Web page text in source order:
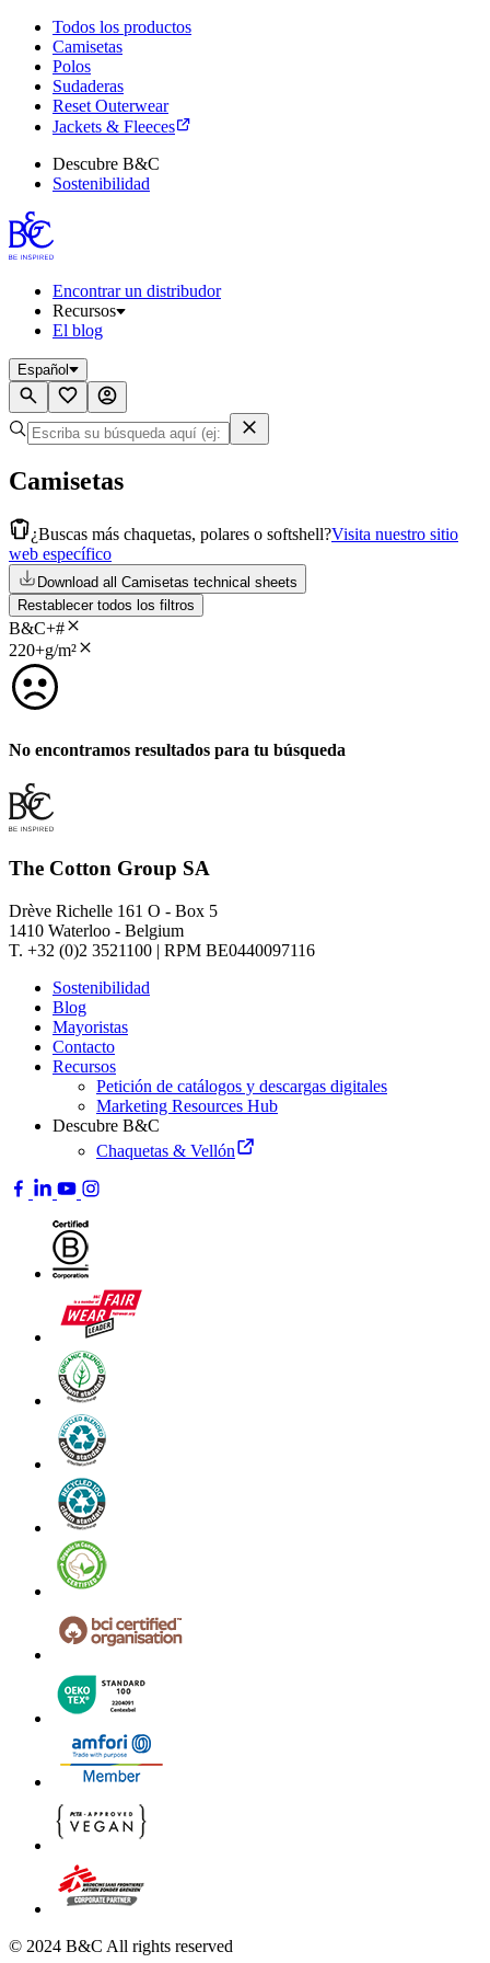
Todos los productos
Camisetas
Polos
Sudaderas
Reset Outerwear
Jackets & Fleeces
Descubre B&C
Sostenibilidad
Encontrar un distribudor
Recursos
El blog
Español
Camisetas
¿Buscas más chaquetas, polares o softshell?Visita nuestro sitio
web específico
Download all Camisetas technical sheets
Restablecer todos los filtros
B&C+#
220+g/m²
No encontramos resultados para tu búsqueda
The Cotton Group SA
Drève Richelle 161 O - Box 5
1410 Waterloo - Belgium
T. +32 (0)2 3521100 | RPM BE0440097116
Sostenibilidad
Blog
Mayoristas
Contacto
Recursos
Petición de catálogos y descargas digitales
Marketing Resources Hub
Descubre B&C
Chaquetas & Vellón
© 2024 B&C All rights reserved